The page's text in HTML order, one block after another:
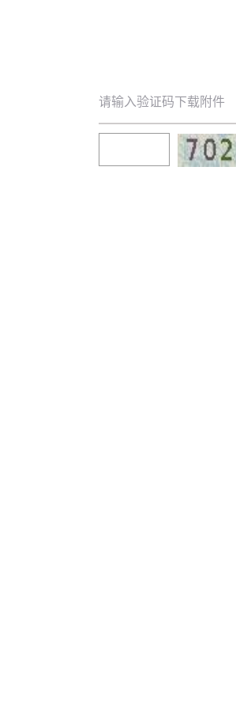
请输入验证码下载附件